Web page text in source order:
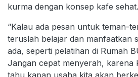
kurma dengan konsep kafe sehat.
“Kalau ada pesan untuk teman-
teruslah belajar dan manfaatkan
ada, seperti pelatihan di Rumah
Jangan cepat menyerah, karena
tahu kapan usaha kita akan